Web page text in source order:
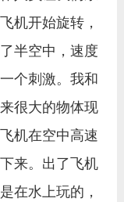
机开始旋转，
半空中，速度
个刺激。我和
很大的物体现
机在空中高速
来。出了飞机
在水上玩的，